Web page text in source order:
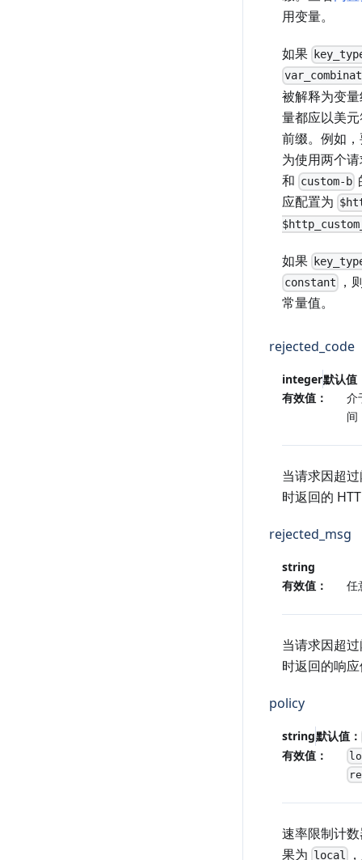
用变量。
如果
被解释为变
量都应以美
前缀。例如
为使用两个
和 custom-b
应配置为
如果
constant
，
常量值。
rejected_code
integer默认值
有效值：
介
间
当请求因超
时返回的
rejected_msg
string
有效值：
任
当请求因超
时返回的响
policy
string默认值：
有效值：
速率限制计
果为 local